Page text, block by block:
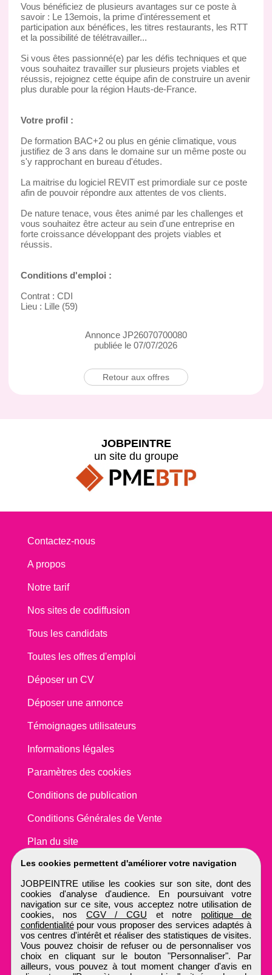
Vous bénéficiez de plusieurs avantages sur ce poste à
savoir : Le 13emois, la prime d'intéressement et
participation aux bénéfices, les titres restaurants, les RTT
et la possibilité de télétravailler...
Si vous êtes passionné(e) par les défis techniques et que
vous souhaitez travailler sur plusieurs projets viables et
réussis, rejoignez cette équipe afin de construire un avenir
plus durable pour la région Hauts-de-France.
Votre profil :
De formation BAC+2 ou plus en génie climatique, vous
justifiez de 3 ans dans le domaine sur un même poste ou
s'y rapprochant en bureau d'études.
La maitrise du logiciel REVIT est primordiale sur ce poste
afin de pouvoir répondre aux attentes de vos clients.
De nature tenace, vous êtes animé par les challenges et
vous souhaitez être acteur au sein d'une entreprise en
forte croissance développant des projets viables et
réussis.
Conditions d'emploi :
Contrat : CDI
Lieu : Lille (59)
Annonce JP26070700080
publiée le 07/07/2026
Retour aux offres
Les cookies permettent d'améliorer votre navigation
JOBPEINTRE utilise les cookies sur son site, dont des
cookies d'analyse d'audience. En poursuivant votre
navigation sur ce site, vous acceptez notre utilisation de
cookies, nos CGV / CGU et notre politique de
confidentialitépour vous proposer des services adaptés à
vos centres d'intérêt et réaliser des statistiques de visites.
Vous pouvez choisir de refuser ou de personnaliser vos
choix en cliquant sur le bouton "Personnaliser". Par
ailleurs, vous pouvez à tout moment changer d'avis en
JOBPEINTRE
un site du groupe
Contactez-nous
A propos
Notre tarif
Nos sites de codiffusion
Tous les candidats
Toutes les offres d'emploi
Déposer un CV
Déposer une annonce
Témoignages utilisateurs
Informations légales
Paramètres des cookies
Conditions de publication
Conditions Générales de Vente
Plan du site